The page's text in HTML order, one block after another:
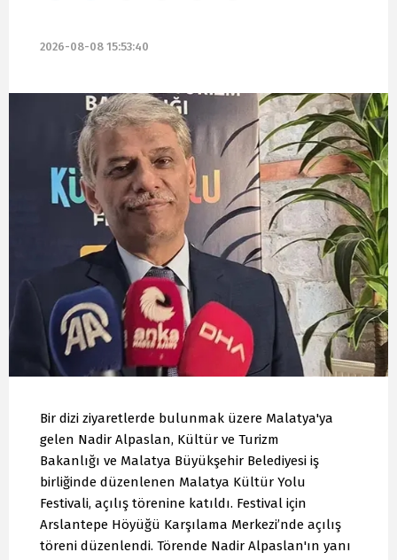
2026-08-08 15:53:40
Bir dizi ziyaretlerde bulunmak üzere Malatya'ya
gelen Nadir Alpaslan, Kültür ve Turizm
Bakanlığı ve Malatya Büyükşehir Belediyesi iş
birliğinde düzenlenen Malatya Kültür Yolu
Festivali, açılış törenine katıldı. Festival için
Arslantepe Höyüğü Karşılama Merkezi’nde açılış
töreni düzenlendi. Törende Nadir Alpaslan'ın yanı